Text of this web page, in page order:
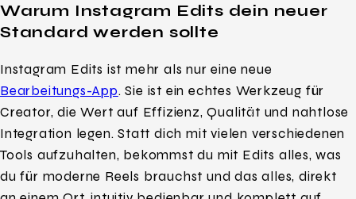
Warum Instagram Edits dein neuer
Standard werden sollte
Instagram Edits ist mehr als nur eine neue
Bearbeitungs-App. Sie ist ein echtes Werkzeug für
Creator, die Wert auf Effizienz, Qualität und nahtlose
Integration legen. Statt dich mit vielen verschiedenen
Tools aufzuhalten, bekommst du mit Edits alles, was
du für moderne Reels brauchst und das alles, direkt